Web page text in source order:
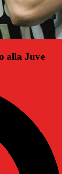
alla Juve